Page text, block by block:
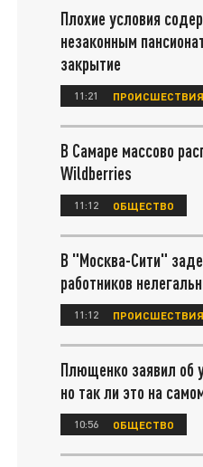
Плохие условия
незаконным
закрытие
11:21 ПРОИСШЕСТВИЯ
В Самаре массово
Wildberries
11:12 ОБЩЕСТВО
В "Москва-Сити"
работников
11:12 ПРОИСШЕСТВИЯ
Плющенко заявил об
но так ли это на
10:56 ОБЩЕСТВО